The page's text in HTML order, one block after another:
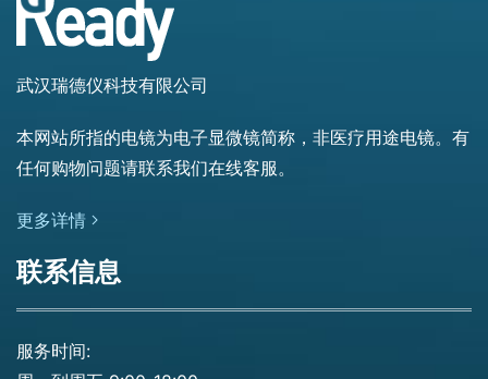
武汉瑞德仪科技有限公司
本网站所指的电镜为电子显微镜简称，非医疗用途电镜。有
任何购物问题请联系我们在线客服。
更多详情
联系信息
服务时间: